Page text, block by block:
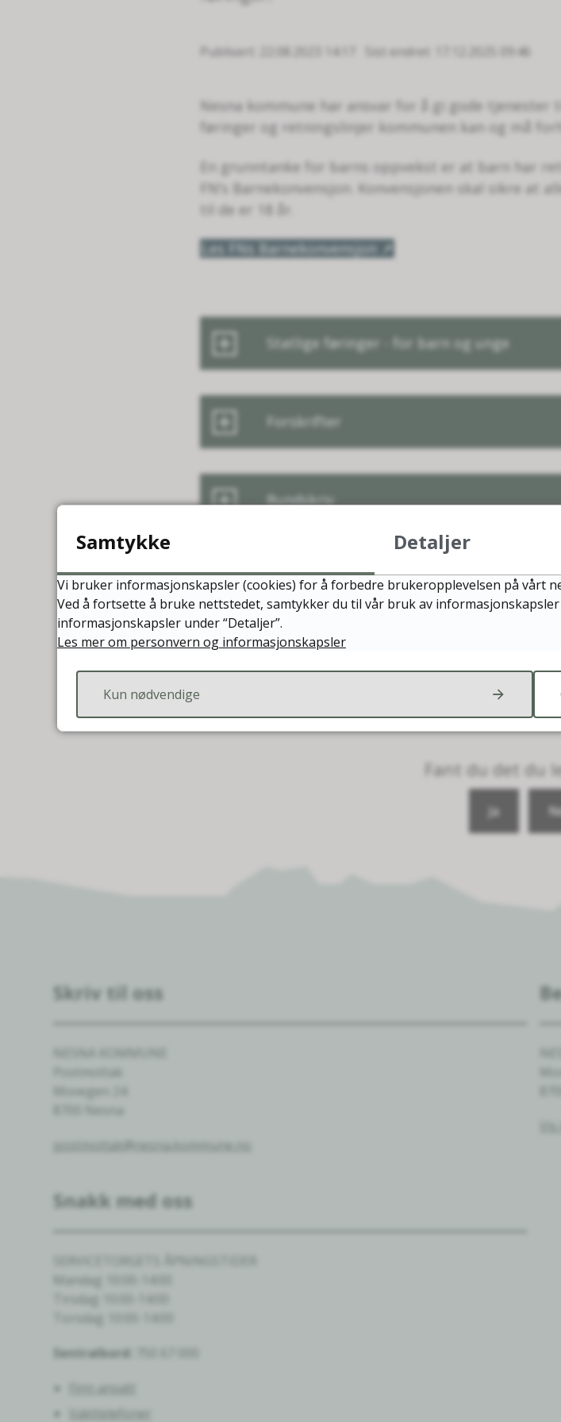
Publisert 22.08.2023 14:17 Sist endret 17.12.2025 09:46
Nesna kommune har ansvar for å gi gode tjenester
føringer og retningslinjer kommunen kan og må
En grunntanke for barns oppvekst er at barn har
FN’s Barnekonvensjon. Konvensjonen skal sikre
til de er 18 år.
Les FNs Barnekonvensjon
Statlige føringer - for barn og unge
Forskrifter
Rundskriv
Kommunale føringer - for barn og unge
Fant du det du
Ja
Skriv til oss
Movegen 24
postmottak@nesna.kommune.no
Snakk med oss
Mandag 10:00-14:00
Tirsdag 10:00-14:00
Torsdag 10:00-14:00
Sentralbord:
Finn ansatt
Vakttelefoner
Samtykke Detaljer
Vi bruker informasjonskapsler (cookies) for å forbedre brukeropplevelsen på vårt
Ved å fortsette å bruke nettstedet, samtykker du til vår bruk av
informasjonskapsler under “Detaljer”.
Les mer om personvern og informasjonskapsler
Kun nødvendige